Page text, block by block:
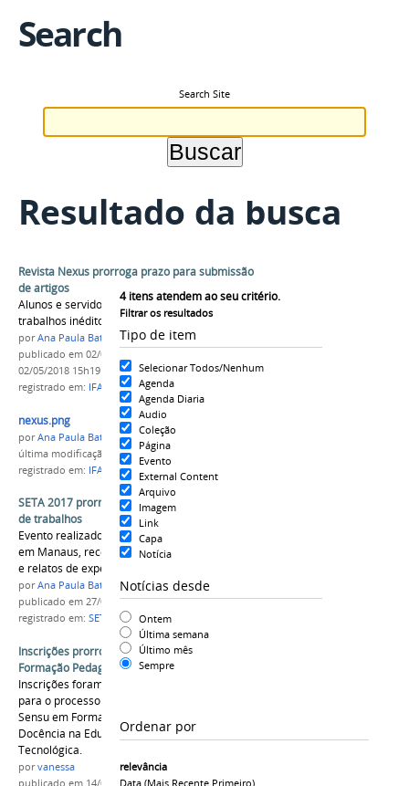
Search
Search Site
Resultado da busca
4itens atendem ao seu critério.
Filtrar os resultados
Tipo de item
Selecionar Todos/Nenhum
Agenda
Agenda Diaria
Audio
Coleção
Página
Evento
External Content
Arquivo
Imagem
Link
Capa
Notícia
Notícias desde
Ontem
Última semana
Último mês
Sempre
Ordenar por
relevância
Data (mais Recente Primeiro)
Revista Nexus prorroga prazo para submissão
de artigos
Alunos e servidores podem participar com
trabalhos inéditos
porAna Paula Batista
publicado em 02/05/2018
02/05/2018 15h19
registrado em: IFAM PROEX,Nexus
nexus.png
porAna Paula Batista
última modificação
em 02/05/2018 15h19
registrado em: IFAM PROEX Nexus
SETA 2017 prorroga inscrições para submissão
de trabalhos
Evento realizado nos dias 28 e 29 de setembro,
em Manaus, recebe trabalhos (artigos completo
e relatos de experiências) até 14 de julho
porAna Paula Batista
publicado em 27/06/2017
registrado em: SETA 2017 ,mestrado
Inscrições prorrogadas para Pós-Graduação em
Formação Pedagógica
Inscrições foram prorrogadas até 28 de março
para o processo seletivo da pós-graduação Lato
Sensu em Formação Pedagógica para a
Docência na Educação Profissional e
Tecnológica.
porvanessa
publicado em 14/03/2016—última modificaçãoem